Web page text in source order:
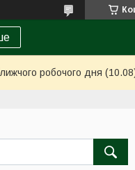
робочого дня